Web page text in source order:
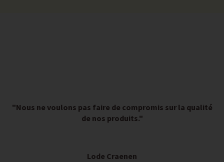
"Nous ne voulons pas faire de compromis sur la qualité
de nos produits."
Lode Craenen